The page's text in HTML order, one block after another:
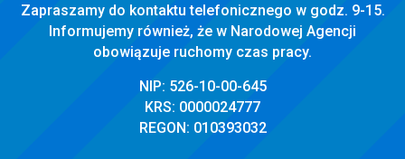
Zapraszamy do kontaktu telefonicznego w godz. 9-15.
Informujemy również, że w Narodowej Agencji
obowiązuje ruchomy czas pracy.
NIP: 526-10-00-645
KRS: 0000024777
REGON: 010393032